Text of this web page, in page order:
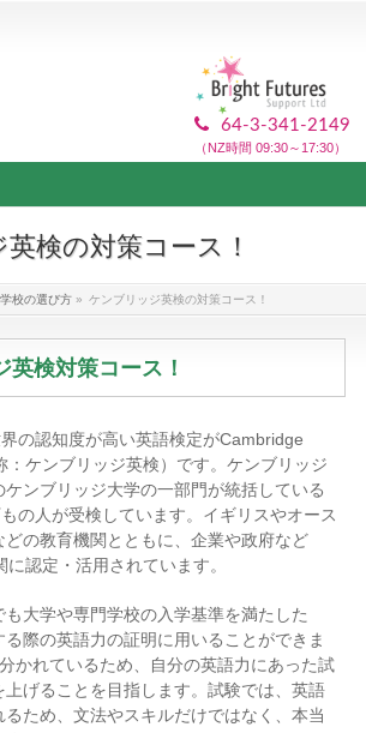
64-3-341-2149
（NZ時間 09:30～17:30）
検の対策コース！
校の選び方 » ケンブリッジ英検の対策コース！
英検対策コース！
の認知度が高い英語検定がCambridge
：ケンブリッジ英検）です。ケンブリッジ
ンブリッジ大学の一部門が統括している
の人が受検しています。イギリスやオース
どの教育機関とともに、企業や政府など
認定・活用されています。
も大学や専門学校の入学基準を満たした
る際の英語力の証明に用いることができま
かれているため、自分の英語力にあった試
げることを目指します。試験では、英語
ため、文法やスキルだけではなく、本当